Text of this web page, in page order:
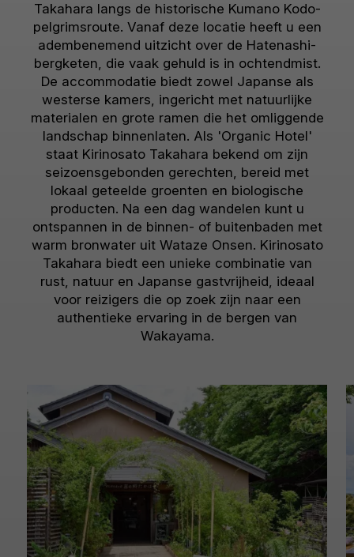
Takahara langs de historische Kumano Kodo-
pelgrimsroute. Vanaf deze locatie heeft u een
adembenemend uitzicht over de Hatenashi-
bergketen, die vaak gehuld is in ochtendmist.
De accommodatie biedt zowel Japanse als
westerse kamers, ingericht met natuurlijke
materialen en grote ramen die het omliggende
landschap binnenlaten. Als 'Organic Hotel'
staat Kirinosato Takahara bekend om zijn
seizoensgebonden gerechten, bereid met
lokaal geteelde groenten en biologische
producten. Na een dag wandelen kunt u
ontspannen in de binnen- of buitenbaden met
warm bronwater uit Wataze Onsen. Kirinosato
Takahara biedt een unieke combinatie van
rust, natuur en Japanse gastvrijheid, ideaal
voor reizigers die op zoek zijn naar een
authentieke ervaring in de bergen van
Wakayama.